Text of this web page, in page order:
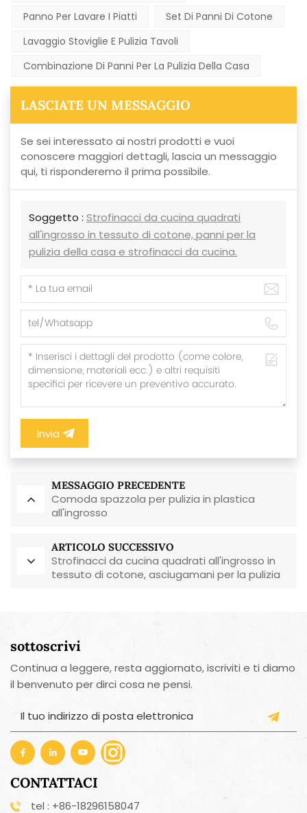
Panno Per Lavare I Piatti
Set Di Panni Di Cotone
Lavaggio Stoviglie E Pulizia Tavoli
Combinazione Di Panni Per La Pulizia Della Casa
LASCIATE UN MESSAGGIO
Se sei interessato ai nostri prodotti e vuoi
conoscere maggiori dettagli, lascia un messaggio
qui, ti risponderemo il prima possibile.
Soggetto : Strofinacci da cucina quadrati
all'ingrosso in tessuto di cotone, panni per la
pulizia della casa e strofinacci da cucina.
Invia
MESSAGGIO PRECEDENTE
Comoda spazzola per pulizia in plastica
all'ingrosso
ARTICOLO SUCCESSIVO
Strofinacci da cucina quadrati all'ingrosso in
tessuto di cotone, asciugamani per la pulizia
sottoscrivi
Continua a leggere, resta aggiornato, iscriviti e ti diamo
il benvenuto per dirci cosa ne pensi.
CONTATTACI
tel : +86-18296158047